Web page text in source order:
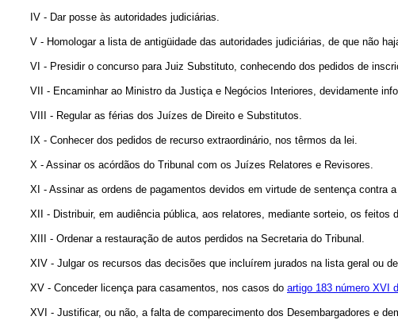
IV - Dar posse às autoridades judiciárias.
V - Homologar a lista de antigüidade das autoridades judiciárias, de que não
VI - Presidir o concurso para Juiz Substituto, conhecendo dos pedidos de
VII - Encaminhar ao Ministro da Justiça e Negócios Interiores, devidamente
VIII - Regular as férias dos Juízes de Direito e Substitutos.
IX - Conhecer dos pedidos de recurso extraordinário, nos têrmos da lei.
X - Assinar os acórdãos do Tribunal com os Juízes Relatores e Revisores.
XI - Assinar as ordens de pagamentos devidos em virtude de sentença contra
XII - Distribuir, em audiência pública, aos relatores, mediante sorteio, os feitos
XIII - Ordenar a restauração de autos perdidos na Secretaria do Tribunal.
XIV - Julgar os recursos das decisões que incluírem jurados na lista geral ou
XV - Conceder licença para casamentos, nos casos do artigo 183 número XVI
XVI - Justificar, ou não, a falta de comparecimento dos Desembargadores e